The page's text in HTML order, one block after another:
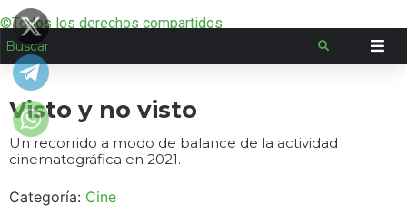
©Todos los derechos compartidos
Visto y no visto
Un recorrido a modo de balance de la actividad
cinematográfica en 2021.
Categoría: Cine